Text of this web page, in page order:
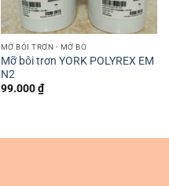
MỠ BÔI TRƠN - MỠ BÒ
Mỡ bôi trơn YORK POLYREX EM
N2
99.000₫